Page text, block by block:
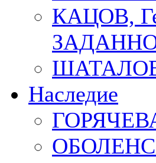
КАЦОВ,
ШАТАЛОВ,
Наследие